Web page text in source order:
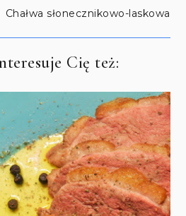
Chałwa słonecznikowo-laskowa
Cię też: